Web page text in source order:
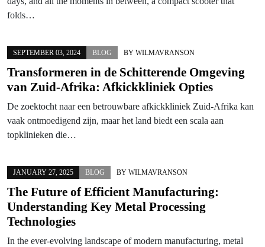
folds…
SEPTEMBER 03, 2024 BLOG BY WILMAVRANSON
Transformeren in de Schitterende Omgeving
van Zuid-Afrika: Afkickkliniek Opties
De zoektocht naar een betrouwbare afkickkliniek Zuid-Afrika kan
vaak ontmoedigend zijn, maar het land biedt een scala aan
topklinieken die…
JANUARY 27, 2025 BLOG BY WILMAVRANSON
The Future of Efficient Manufacturing:
Understanding Key Metal Processing
Technologies
In the ever-evolving landscape of modern manufacturing, metal